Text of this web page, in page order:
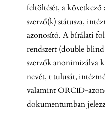
feltöltését, a
szerző(k) státusza,
azonosító. A bírálati
rendszert (double
szerzők anonimizálva
nevét, titulusát,
valamint ORCID-
dokumentumban